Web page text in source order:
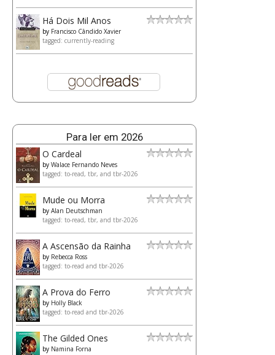
Há Dois Mil Anos
by Francisco Cândido Xavier
tagged: currently-reading
Para ler em 2026
O Cardeal
by Walace Fernando Neves
tagged: to-read, tbr, and tbr-2026
Mude ou Morra
by Alan Deutschman
tagged: to-read, tbr, and tbr-2026
A Ascensão da Rainha
by Rebecca Ross
tagged: to-read and tbr-2026
A Prova do Ferro
by Holly Black
tagged: to-read and tbr-2026
The Gilded Ones
by Namina Forna